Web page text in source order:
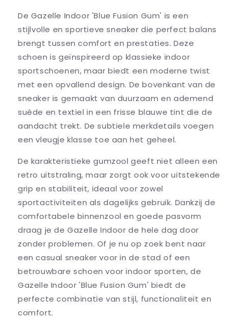
De Gazelle Indoor 'Blue Fusion Gum' is een
stijlvolle en sportieve sneaker die perfect balans
brengt tussen comfort en prestaties. Deze
schoen is geïnspireerd op klassieke indoor
sportschoenen, maar biedt een moderne twist
met een opvallend design. De bovenkant van de
sneaker is gemaakt van duurzaam en ademend
suède en textiel in een frisse blauwe tint die de
aandacht trekt. De subtiele merkdetails voegen
een vleugje klasse toe aan het geheel.
De karakteristieke gumzool geeft niet alleen een
retro uitstraling, maar zorgt ook voor uitstekende
grip en stabiliteit, ideaal voor zowel
sportactiviteiten als dagelijks gebruik. Dankzij de
comfortabele binnenzool en goede pasvorm
draag je de Gazelle Indoor de hele dag door
zonder problemen. Of je nu op zoek bent naar
een casual sneaker voor in de stad of een
betrouwbare schoen voor indoor sporten, de
Gazelle Indoor 'Blue Fusion Gum' biedt de
perfecte combinatie van stijl, functionaliteit en
comfort.